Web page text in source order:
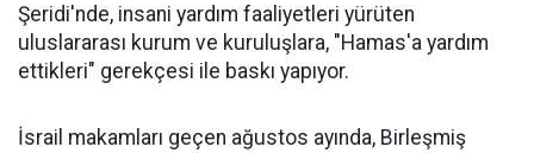
Şeridi'nde, insani yardım faaliyetleri yürüten
uluslararası kurum ve kuruluşlara, "Hamas'a yardım
ettikleri" gerekçesi ile baskı yapıyor.
İsrail makamları geçen ağustos ayında, Birleşmiş